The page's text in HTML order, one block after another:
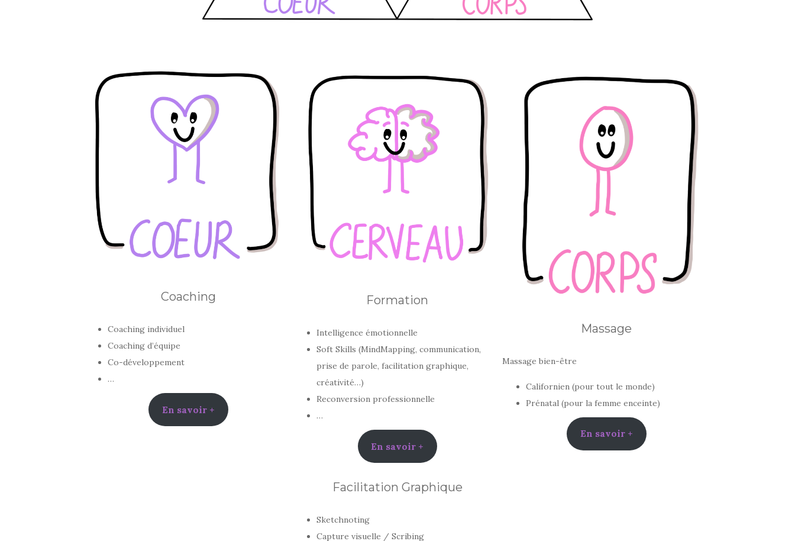
Coaching
Coaching individuel
Coaching d’équipe
Co-développement
…
En savoir +
Formation
Intelligence émotionnelle
Soft Skills (MindMapping, communication,
prise de parole, facilitation graphique,
créativité…)
Reconversion professionnelle
…
En savoir +
Facilitation Graphique
Sketchnoting
Capture visuelle / Scribing
Massage
Massage bien-être
Californien (pour tout le monde)
Prénatal (pour la femme enceinte)
En savoir +